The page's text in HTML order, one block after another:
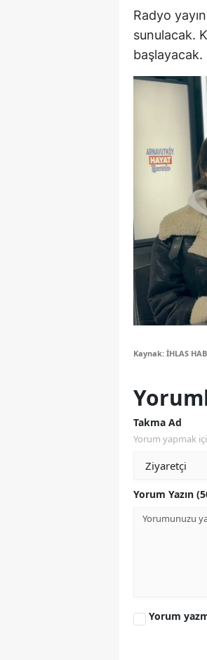
Radyo
sunulacak.
başlayacak.
Kaynak: İHLAS
Takma Ad
Yorum yapmak
Yorum Yazın
Yorum